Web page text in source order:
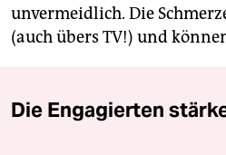
unvermeidlich. Die
(auch übers TV!) und
Die Engagierten